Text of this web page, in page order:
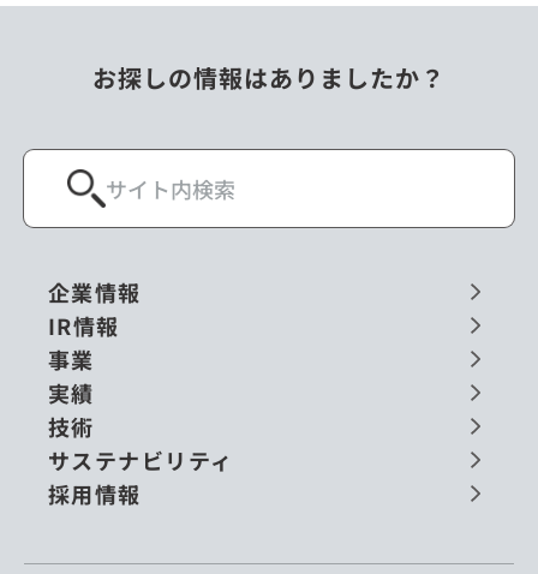
お探しの情報はありましたか？
企業情報
IR情報
事業
実績
技術
サステナビリティ
採用情報